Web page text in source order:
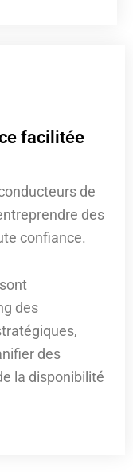
facilitée
de
des
confiance.
des
des
la disponibilité